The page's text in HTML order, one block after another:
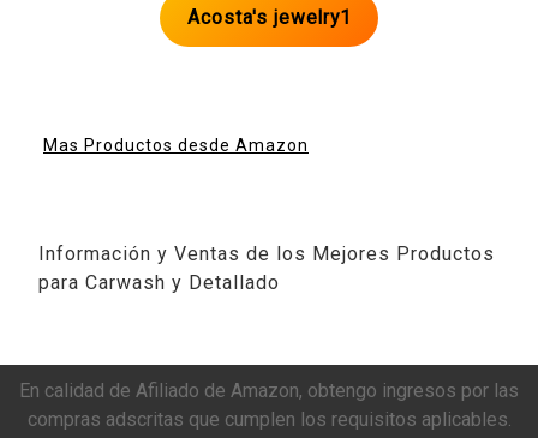
Acosta's jewelry1
Mas Productos desde Amazon
Información y Ventas de los Mejores Productos
para Carwash y Detallado
En calidad de Afiliado de Amazon, obtengo ingresos por las
compras adscritas que cumplen los requisitos aplicables.